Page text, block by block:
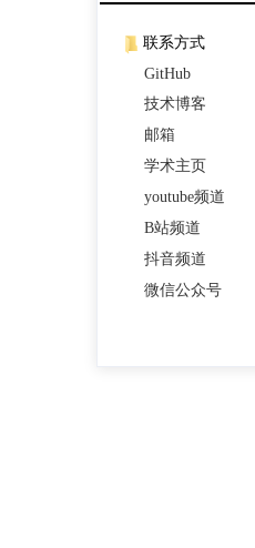
联系方式
GitHub
技术博客
邮箱
学术主页
youtube频道
B站频道
抖音频道
微信公众号